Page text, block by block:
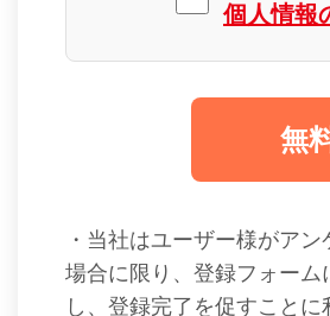
個人情報
無
・当社はユーザー様がア
場合に限り、登録フォー
し、登録完了を促すこと